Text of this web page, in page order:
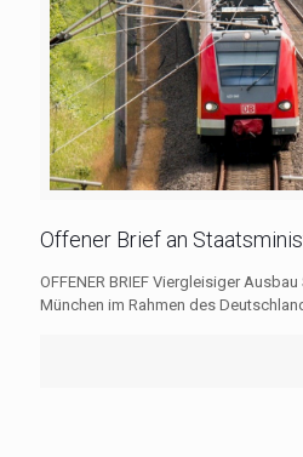
Offener Brief an
OFFENER BRIEF Viergleisiger
München im Rahmen des